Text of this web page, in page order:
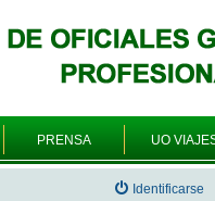
PRENSA UO
Identificarse